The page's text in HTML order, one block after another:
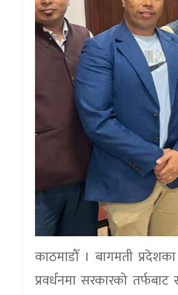
काठमाडौँ । बागमती
प्रवर्धनमा सरकारको